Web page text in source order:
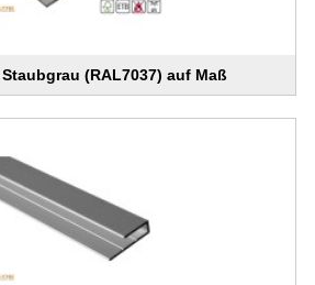
(RAL7037) auf Maß